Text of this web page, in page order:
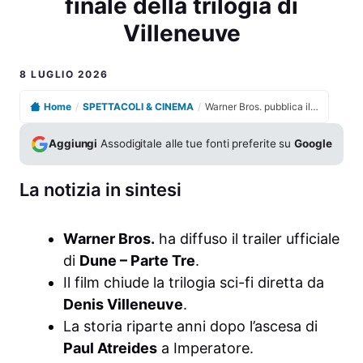
Villeneuve
8 LUGLIO 2026
Home / SPETTACOLI & CINEMA / Warner Bros. pubblica il trailer di Dune Parte Tre, finale della trilogia di Villeneuve
Aggiungi Assodigitale alle tue fonti preferite suGoogle
La notizia in sintesi
Warner Bros. ha diffuso il trailer ufficiale
di Dune – Parte Tre.
Il film chiude la trilogia sci-fi diretta da
Denis Villeneuve.
La storia riparte anni dopo l’ascesa di
Paul Atreides a Imperatore.